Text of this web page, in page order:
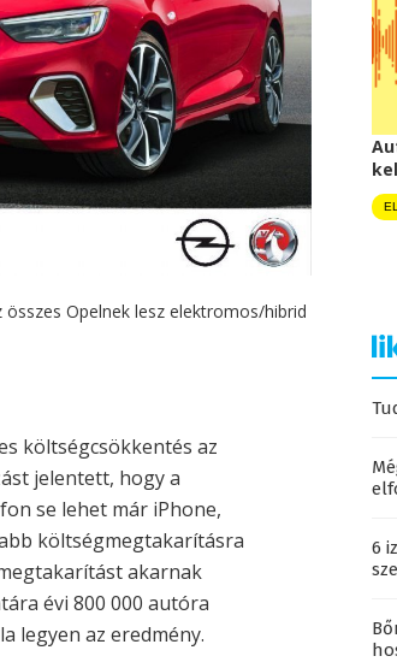
Opelnek lesz elektromos/hibrid
költségcsökkentés az
jelentett, hogy a
se lehet már iPhone,
költségmegtakarításra
akarnak
évi 800 000 autóra
legyen az eredmény.
6